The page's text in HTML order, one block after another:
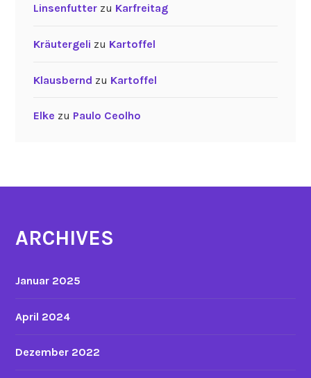
Linsenfutterzu Karfreitag
Kräutergeli zu Kartoffel
Klausbernd zu Kartoffel
Elke zu Paulo Ceolho
ARCHIVES
Januar 2025
April 2024
Dezember 2022